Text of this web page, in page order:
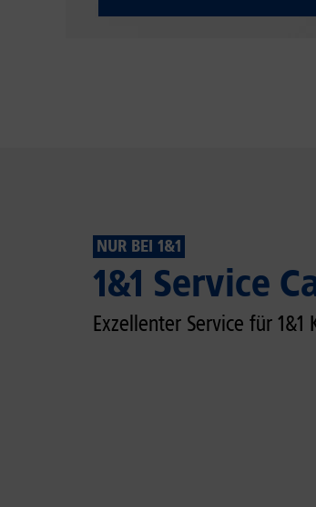
NUR BEI 1&1
1&1 Service
Exzellenter Service für 1&1